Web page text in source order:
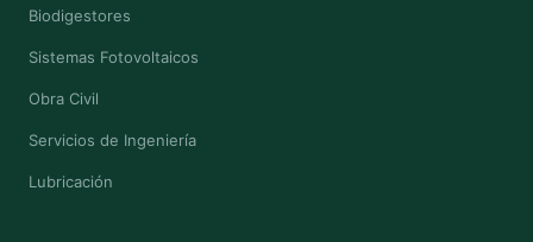
Biodigestores
Sistemas Fotovoltaicos
Obra Civil
Servicios de Ingeniería
Lubricación